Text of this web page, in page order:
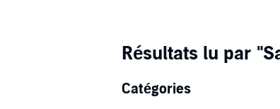
Résultats lu par
Catégories